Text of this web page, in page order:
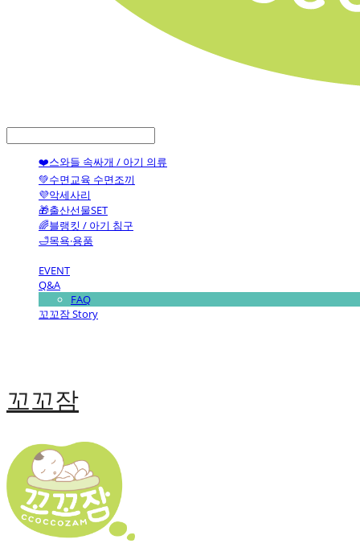
❤️스와들 속싸개 / 아기 의류
💚수면교육 수면조끼
💜악세사리
🎁출산선물SET
🌈블랭킷 / 아기 침구
🛁목욕·용품
EVENT
Q&A
FAQ
꼬꼬잠 Story
꼬꼬잠